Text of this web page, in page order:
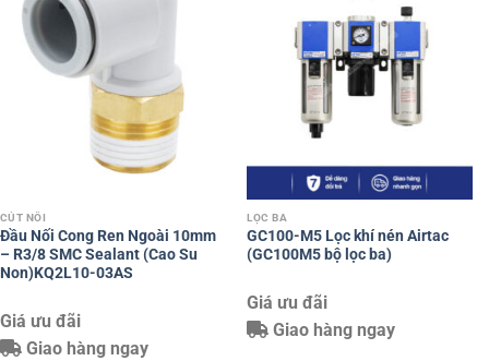
CÚT NỐI
Đầu Nối Cong Ren Ngoài 10mm
– R3/8 SMC Sealant (Cao Su
Non)KQ2L10-03AS
Giá ưu đãi
Giao hàng ngay
LỌC BA
GC100-M5 Lọc khí nén Airtac
(GC100M5 bộ lọc ba)
Giá ưu đãi
Giao hàng ngay